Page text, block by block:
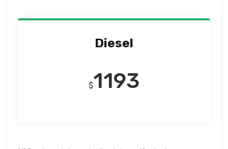
Diesel
$1193